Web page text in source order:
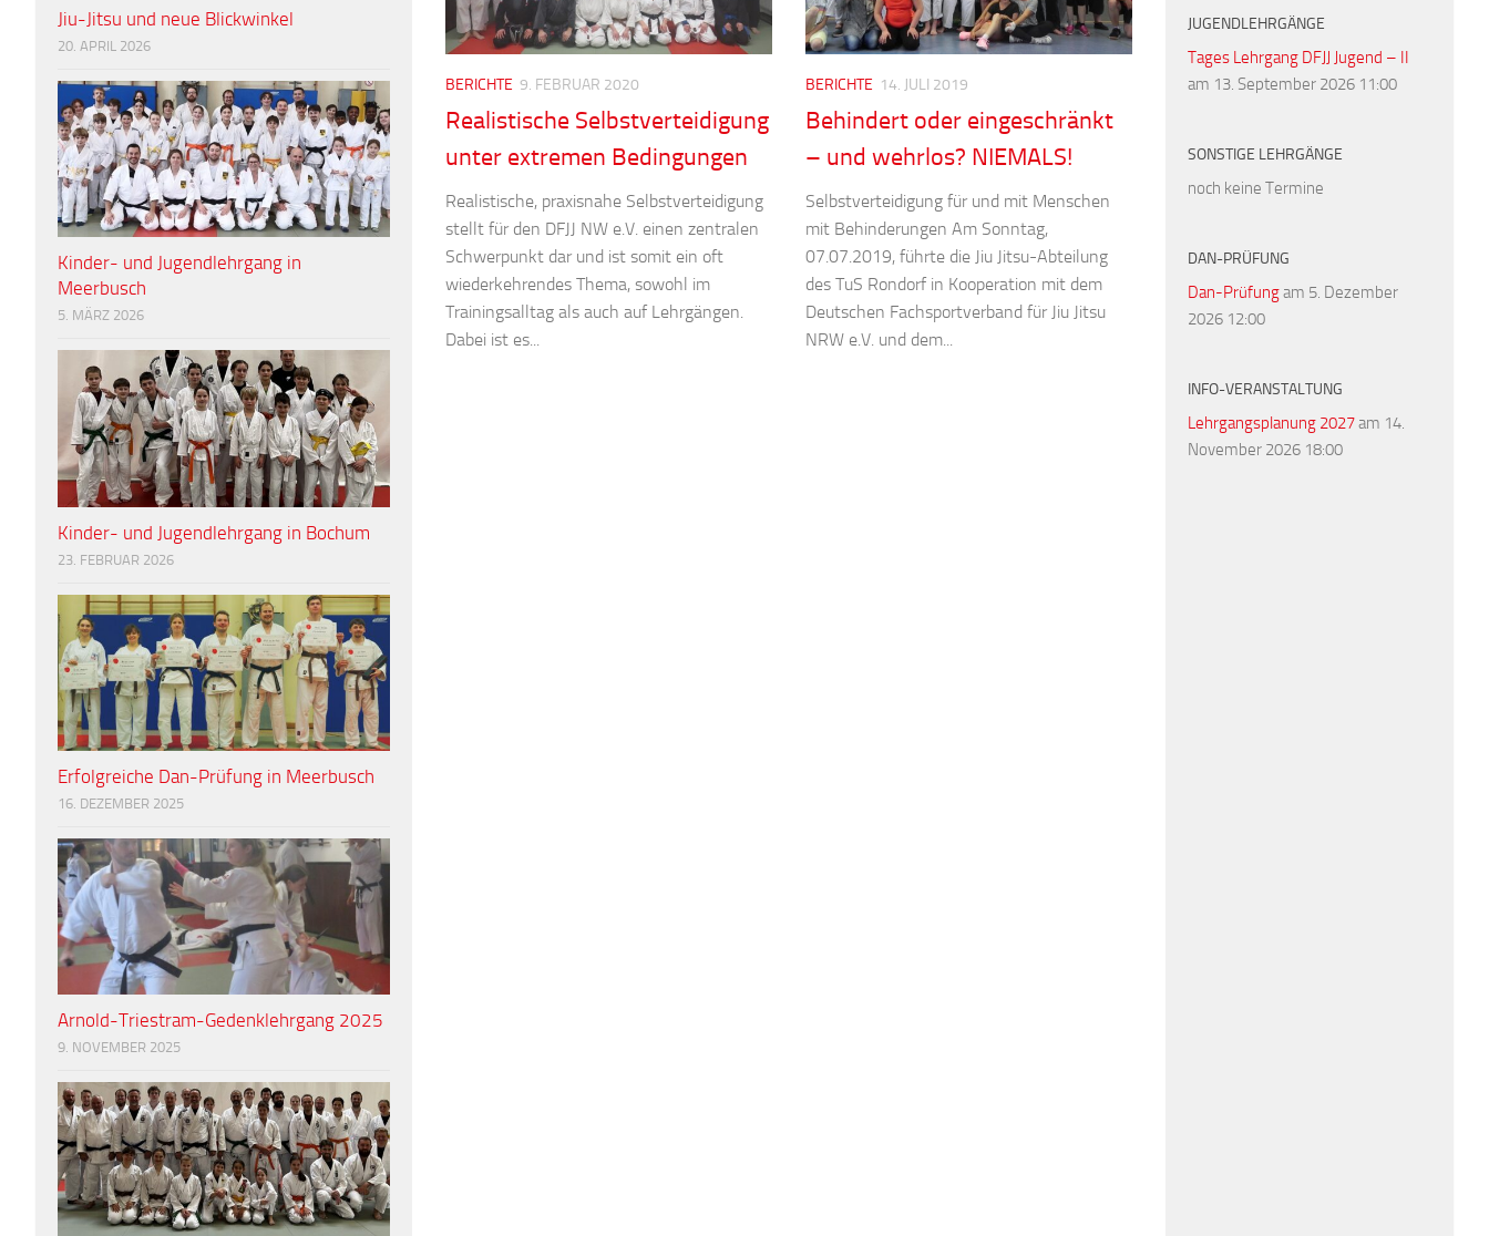
BERICHTE 9. FEBRUAR 2020
Realistische Selbstverteidigung
unter extremen Bedingungen
Realistische, praxisnahe Selbstverteidigung
stellt für den DFJJ NW e.V. einen zentralen
Schwerpunkt dar und ist somit ein oft
wiederkehrendes Thema, sowohl im
Trainingsalltag als auch auf Lehrgängen.
Dabei ist es...
BERICHTE 14. JULI 2019
Behindert oder eingeschränkt
– und wehrlos? NIEMALS!
Selbstverteidigung für und mit Menschen
mit Behinderungen Am Sonntag,
07.07.2019, führte die Jiu Jitsu-Abteilung
des TuS Rondorf in Kooperation mit dem
Deutschen Fachsportverband für Jiu Jitsu
NRW e.V. und dem...
Jiu-Jitsu und neue Blickwinkel
20. APRIL 2026
Kinder- und Jugendlehrgang in
Meerbusch
5. MÄRZ 2026
Kinder- und Jugendlehrgang in Bochum
23. FEBRUAR 2026
Erfolgreiche Dan-Prüfung in Meerbusch
16. DEZEMBER 2025
Arnold-Triestram-Gedenklehrgang 2025
9. NOVEMBER 2025
JUGENDLEHRGÄNGE
Tages Lehrgang DFJJ Jugend – II
am 13. September 2026 11:00
SONSTIGE LEHRGÄNGE
noch keine Termine
DAN-PRÜFUNG
Dan-Prüfungam 5. Dezember
2026 12:00
INFO-VERANSTALTUNG
Lehrgangsplanung 2027am 14.
November 2026 18:00